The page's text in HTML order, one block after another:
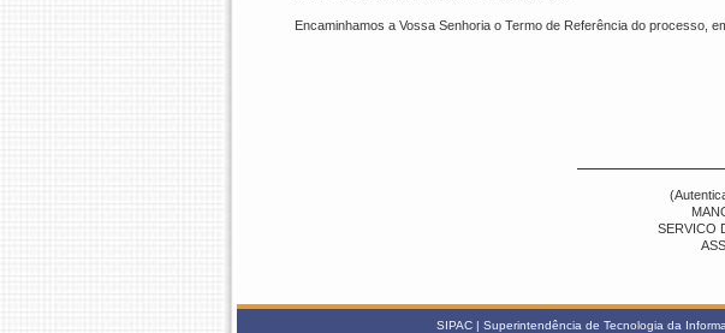
Encaminhamos a Vossa Senhoria o Termo de Referência do processo,
SERVICO
SIPAC | Superintendência de Tecnologia da